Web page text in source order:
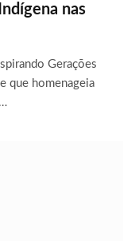
nas
Gerações
que homenageia